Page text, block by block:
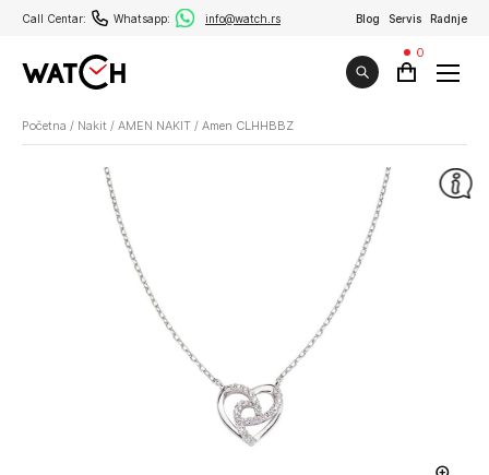
Call Centar: Whatsapp: info@watch.rs Blog Servis Radnje
0
Početna / Nakit / AMEN NAKIT / Amen CLHHBBZ